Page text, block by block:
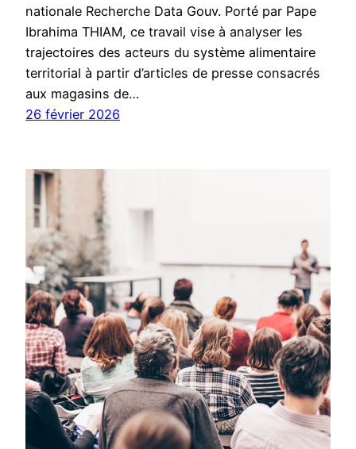
nationale Recherche Data Gouv. Porté par Pape
Ibrahima THIAM, ce travail vise à analyser les
trajectoires des acteurs du système alimentaire
territorial à partir d’articles de presse consacrés
aux magasins de…
26 février 2026